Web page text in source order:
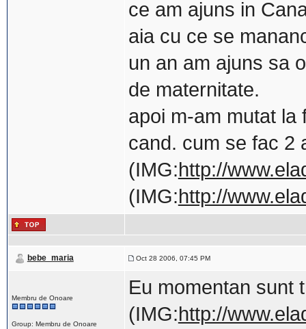
ce am ajuns in
aia cu ce se
un an am ajuns sa
de maternitate.
apoi m-am mutat la
cand. cum se fac 2
(IMG:http://
(IMG:http://
bebe_maria Oct 28 2006, 07:45 PM
Membru de Onoare
Group: Membru de Onoare
Eu momentan sunt
(IMG:http://